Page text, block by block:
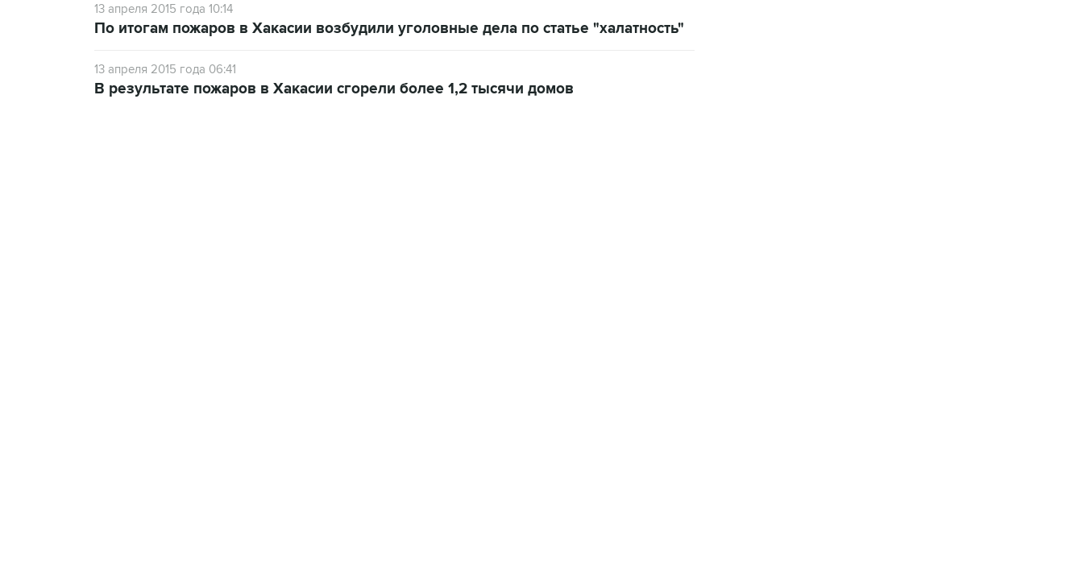
13 апреля 2015 года 10:14
По итогам пожаров в Хакасии возбудили уголовные дела по статье "халатность"
13 апреля 2015 года 06:41
В результате пожаров в Хакасии сгорели более 1,2 тысячи домов